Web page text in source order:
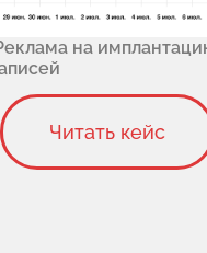
на
Читать кейс